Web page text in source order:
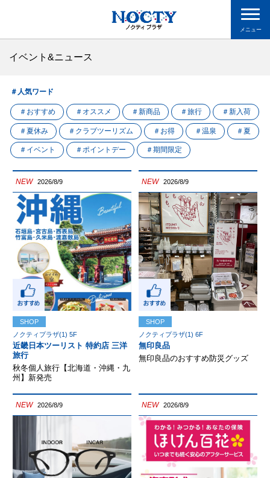
メニュー
イベント&ニュース
＃人気ワード
＃おすすめ ＃オススメ ＃新商品 ＃旅行 ＃新入荷
＃夏休み ＃クラブツーリズム ＃お得 ＃温泉 ＃夏
＃イベント ＃ポイントデー ＃期間限定
NEW 2026/8/9
SHOP
ノクティプラザ(1) 5F
近畿日本ツーリスト 特約店 三洋
旅行
秋冬個人旅行【北海道・沖縄・九
州】新発売
NEW 2026/8/9
SHOP
ノクティプラザ(1) 6F
無印良品
無印良品のおすすめ防災グッズ
NEW 2026/8/9 NEW 2026/8/9